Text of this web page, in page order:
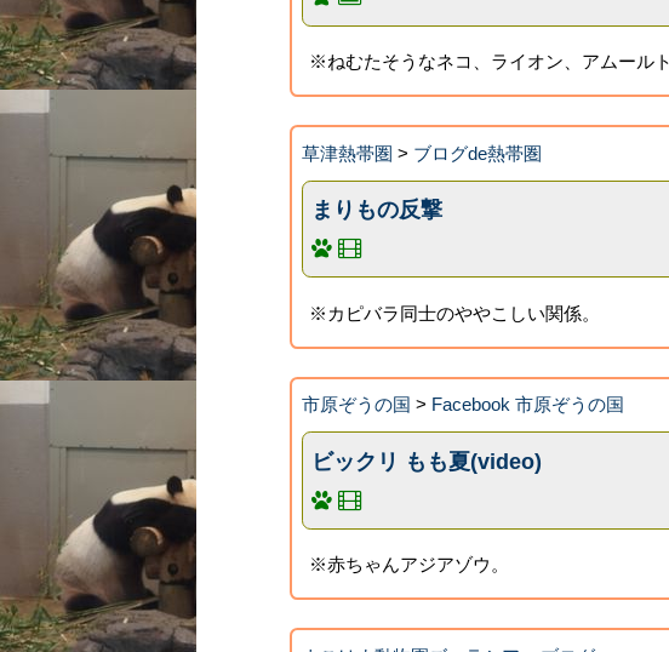
※ねむたそうなネコ、ライオン、アムールト
草津熱帯圏 > ブログde熱帯圏
まりもの反撃
※カピバラ同士のややこしい関係。
市原ぞうの国 > Facebook 市原ぞうの国
ビックリ もも夏(video)
※赤ちゃんアジアゾウ。